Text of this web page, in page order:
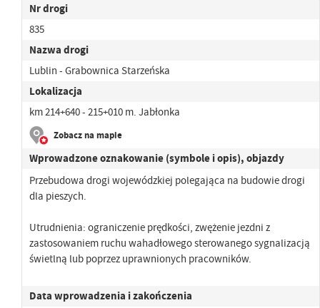
Nr drogi
835
Nazwa drogi
Lublin - Grabownica Starzeńska
Lokalizacja
km 214+640 - 215+010 m. Jabłonka
Zobacz na mapie
Wprowadzone oznakowanie (symbole i opis), objazdy
Przebudowa drogi wojewódzkiej polegająca na budowie drogi
dla pieszych.
Utrudnienia: ograniczenie prędkości, zwężenie jezdni z
zastosowaniem ruchu wahadłowego sterowanego sygnalizacją
świetlną lub poprzez uprawnionych pracowników.
Data wprowadzenia i zakończenia